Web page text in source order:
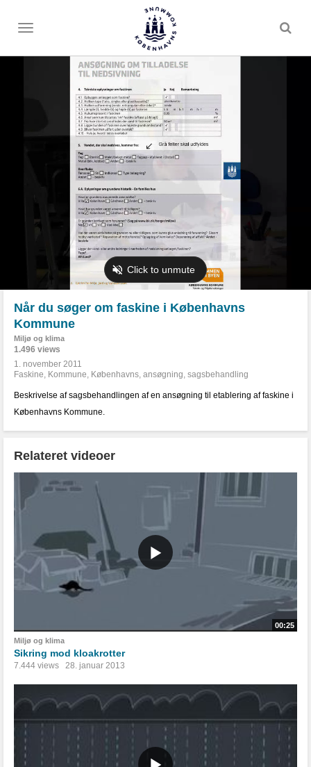
Toggle
Når du søger om faskine i Københavns
Kommune
Miljø og klima
1.496 views
1. november 2011
Faskine, Kommune, Københavns, ansøgning, sagsbehandling
Beskrivelse af sagsbehandlingen af en ansøgning til etablering af faskine i
Københavns Kommune.
Relateret videoer
00:25
Miljø og klima
Sikring mod kloakrotter
7.444 views 28. januar 2013